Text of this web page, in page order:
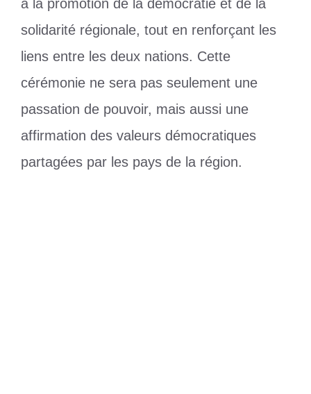
à la promotion de la démocratie et de la
solidarité régionale, tout en renforçant les
liens entre les deux nations. Cette
cérémonie ne sera pas seulement une
passation de pouvoir, mais aussi une
affirmation des valeurs démocratiques
partagées par les pays de la région.